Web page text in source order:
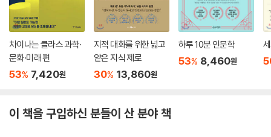
주의와 인정욕구를 결부시켜 접근 행동과 회피 행동을 관장하는 뇌 속 측
핵과 편도체의 피드백 원리를 설명한다. 저자는 이런 접근 편향이 사회에
따라 달라진다는 연구결과를 언급하면서 경험과 문화 같은 후천적 요인의
중요성을 강조한다. 또 이런 뇌의 기준 값이 잘못 설정되었을 때 자신을 되
돌아보는 사색의 시간을 통해 가치를 재조정할 수 있음을 알려준다.
그렇다면 이타주의는 인간윤리라고 할 수 있을까? 다음 질문자들은 논의
차이나는 클라스 과학·
문화·미래 편
53% 7,420원
지적 대화를 위한 넓고
얕은 지식 제로
30% 13,860원
하루 10분 인문학
53% 8,460원
이 책을 구입하신 분들이 산 분야 책